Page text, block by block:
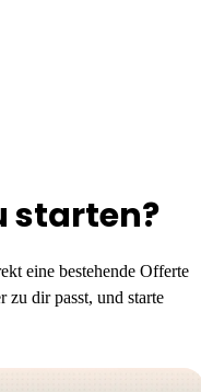
starten?
eine bestehende Offerte
zu dir passt, und starte